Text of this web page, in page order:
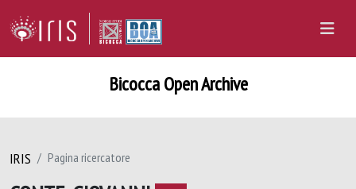
Bicocca Open Archive
IRIS Pagina ricercatore